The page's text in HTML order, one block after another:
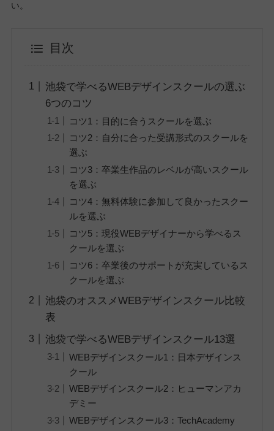
い。
目次
池袋で学べるWEBデザインスクールの選ぶ
6つのコツ
コツ1：目的に合うスクールを選ぶ
コツ2：自分に合った受講形式のスクールを
選ぶ
コツ3：卒業生作品のレベルが高いスクール
を選ぶ
コツ4：無料体験に参加して良かったスクー
ルを選ぶ
コツ5：現役WEBデザイナーから学べるス
クールを選ぶ
コツ6：卒業後のサポートが充実しているス
クールを選ぶ
池袋のオススメWEBデザインスクール比較
表
池袋で学べるWEBデザインスクール13選
WEBデザインスクール1：日本デザインス
クール
WEBデザインスクール2：ヒューマンアカ
デミー
WEBデザインスクール3：TechAcademy